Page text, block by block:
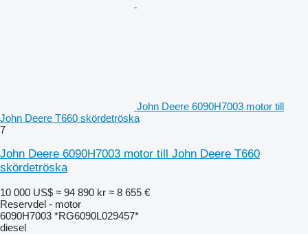
John Deere 6090H7003 motor till
John Deere T660 skördetröska
7
John Deere 6090H7003 motor till John Deere T660
skördetröska
10 000 US$ ≈ 94 890 kr ≈ 8 655 €
Reservdel - motor
6090H7003 *RG6090L029457*
diesel